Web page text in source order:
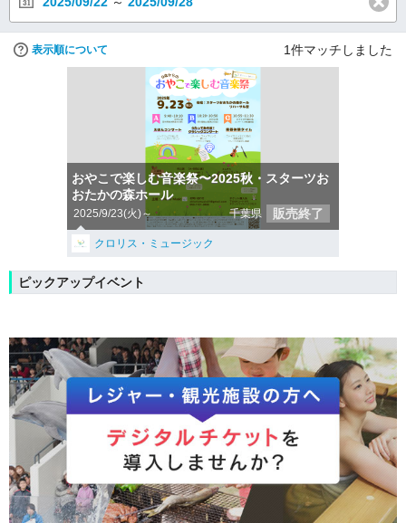
表示順について 1件マッチしました
おやこで楽しむ音楽祭〜2025秋・スターツお
おたかの森ホール
2025/9/23(火)～ 千葉県 販売終了
クロリス・ミュージック
ピックアップイベント